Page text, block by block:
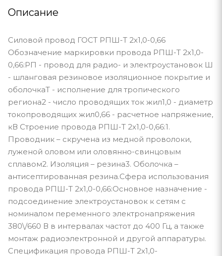
Описание
Силовой провод ГОСТ РПШ-Т 2х1,0-0,66
Обозначение маркировки провода РПШ-Т 2х1,0-
0,66:РП - провод для радио- и электроустановок Ш
- шланговая резиновое изоляционное покрытие и
оболочкаТ - исполнение для тропического
региона2 - число проводящих ток жил1,0 - диаметр
токопроводящих жил0,66 - расчетное напряжение,
кВ Строение провода РПШ-Т 2х1,0-0,66:1.
Проводник – скручена из медной проволоки,
луженой оловом или оловянно-свинцовым
сплавом2. Изоляция – резина3. Оболочка –
антисептированная резина.Сфера использования
провода РПШ-Т 2х1,0-0,66:Основное назначение -
подсоединение электроустановок к сетям с
номиналом переменного электронапряжения
380\/660 В в интервалах частот до 400 Гц, а также
монтаж радиоэлектронной и другой аппаратуры.
Спецификация провода РПШ-Т 2х1,0-